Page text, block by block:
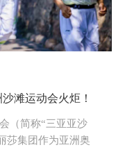
滩运动会火炬！
（简称“三亚亚沙
莎集团作为亚洲奥